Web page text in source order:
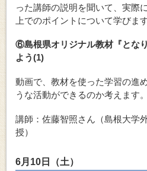
った講師の説明を聞いて、実際
上でのポイントについて学びます
⑥島根県オリジナル教材『とな
よう(1)
動画で、教材を使った学習の進
うな活動ができるのか考えます。
講師：佐藤智照さん（島根大学
授）
6月10日（土）